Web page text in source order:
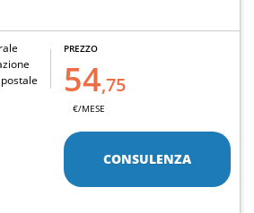
PREZZO
54,75
€/MESE
CONSULENZA